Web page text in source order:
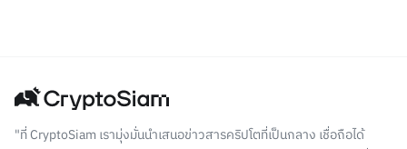
"ที่ CryptoSiam เรามุ่งมั่นนำเสนอข่าวสารคริปโตที่เป็นกลาง เชื่อถือได้